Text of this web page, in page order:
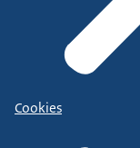
Cookies